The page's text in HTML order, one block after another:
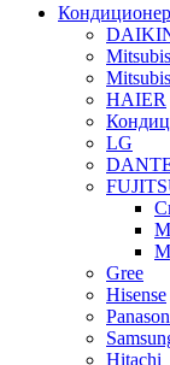
HAIER
LG
Gree
Hisense
Hitachi